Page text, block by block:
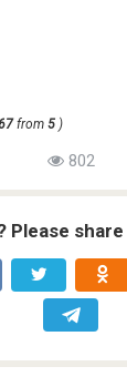
from 5 )
802
Please